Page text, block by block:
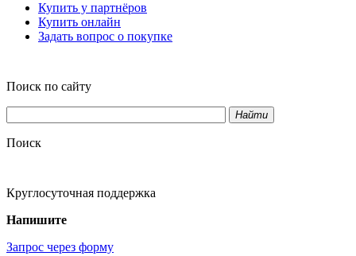
Купить у партнёров
Купить онлайн
Задать вопрос о покупке
Поиск по сайту
Найти
Поиск
Круглосуточная поддержка
Напишите
Запрос через форму